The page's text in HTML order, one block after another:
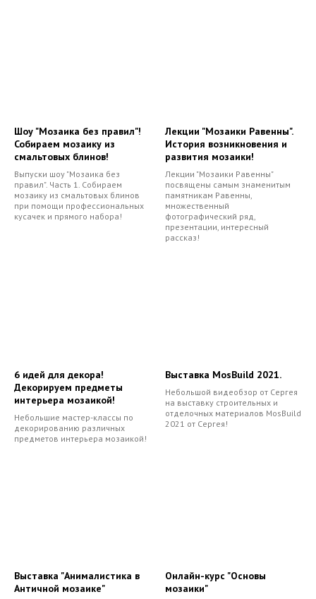
Шоу "Мозаика без правил"!
Собираем мозаику из
смальтовых блинов!
Выпуски шоу "Мозаика без
правил". Часть 1. Собираем
мозаику из смальтовых блинов
при помощи профессиональных
кусачек и прямого набора!
Лекции "Мозаики Равенны".
История возникновения и
развития мозаики!
Лекции "Мозаики Равенны"
посвящены самым знаменитым
памятникам Равенны,
множественный
фотографический ряд,
презентации, интересный
рассказ!
6 идей для декора!
Декорируем предметы
интерьера мозаикой!
Небольшие мастер-классы по
декорированию различных
предметов интерьера мозаикой!
Выставка MosBuild 2021.
Небольшой видеобзор от Сергея
на выставку строительных и
отделочных материалов MosBuild
2021 от Сергея!
Выставка "Анималистика в
Античной мозаике"
Онлайн-курс "Основы
мозаики"